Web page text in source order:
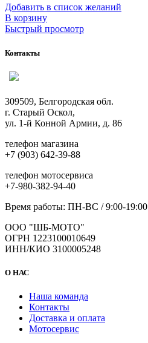
Добавить в список желаний
В корзину
Быстрый просмотр
Контакты
309509, Белгородская обл.
г. Старый Оскол,
ул. 1-й Конной Армии, д. 86
телефон магазина
+7 (903) 642-39-88
телефон мотосервиса
+7-980-382-94-40
Время работы: ПН-ВС / 9:00-19:00
ООО "ШБ-МОТО"
ОГРН 1223100010649
ИНН/КИО 3100005248
О НАС
Наша команда
Контакты
Доставка и оплата
Мотосервис